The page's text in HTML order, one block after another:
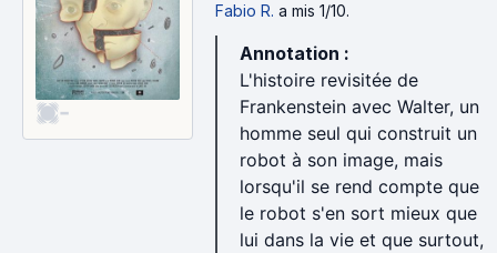
-
Fabio R. a mis 1/10.
Annotation :
L'histoire revisitée de
Frankenstein avec Walter, un
homme seul qui construit un
robot à son image, mais
lorsqu'il se rend compte que
le robot s'en sort mieux que
lui dans la vie et que surtout,